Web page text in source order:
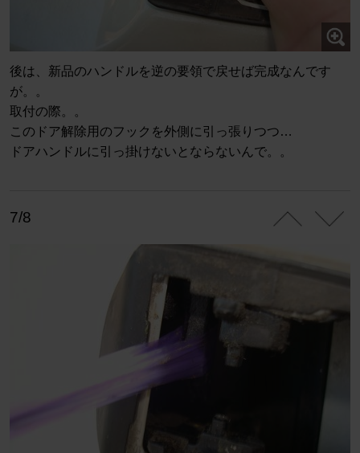
後は、新品のハンドルを逆の要領で戻せば完成なんです
が。。
取付の際。。
このドア解除用のフックを外側に引っ張りつつ…
ドアハンドルに引っ掛けないとならないんで。。
7/8